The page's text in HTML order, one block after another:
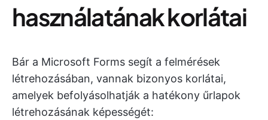
használatának korlátai
Bár a Microsoft Forms segít a felmérések
létrehozásában, vannak bizonyos korlátai,
amelyek befolyásolhatják a hatékony űrlapok
létrehozásának képességét: